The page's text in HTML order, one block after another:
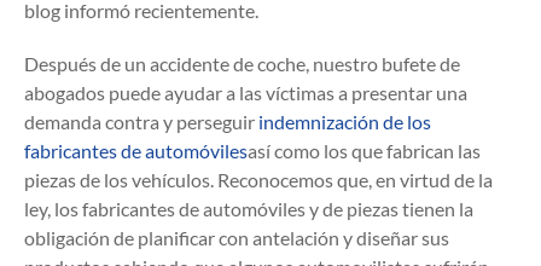
blog informó recientemente.
Después de un accidente de coche, nuestro bufete de
abogados puede ayudar a las víctimas a presentar una
demanda contra y perseguir indemnización de los
fabricantes de automóvilesasí como los que fabrican las
piezas de los vehículos. Reconocemos que, en virtud de la
ley, los fabricantes de automóviles y de piezas tienen la
obligación de planificar con antelación y diseñar sus